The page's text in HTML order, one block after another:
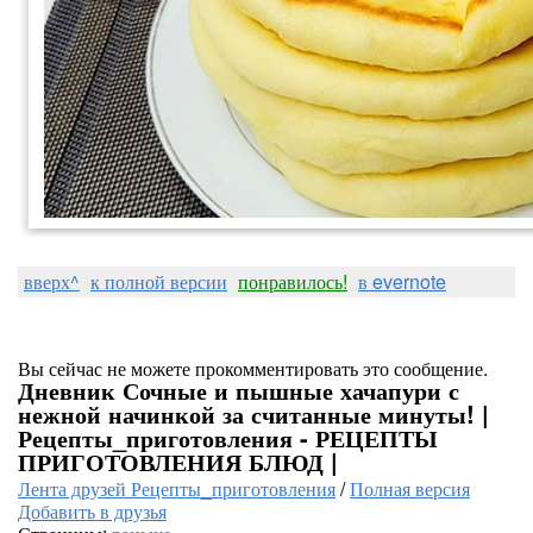
вверх^ к полной версии понравилось! в evernote
Вы сейчас не можете прокомментировать это сообщение.
Дневник Сочные и пышные хачапури с
нежной начинкой за считанные минуты! |
Рецепты_приготовления - РЕЦЕПТЫ
ПРИГОТОВЛЕНИЯ БЛЮД |
Лента друзей Рецепты_приготовления/Полная версия
Добавить в друзья